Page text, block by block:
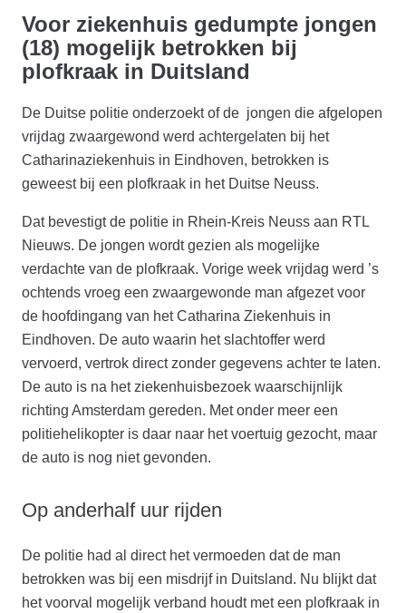
Voor ziekenhuis gedumpte jongen
(18) mogelijk betrokken bij
plofkraak in Duitsland
De Duitse politie onderzoekt of de jongen die afgelopen
vrijdag zwaargewond werd achtergelaten bij het
Catharinaziekenhuis in Eindhoven, betrokken is
geweest bij een plofkraak in het Duitse Neuss.
Dat bevestigt de politie in Rhein-Kreis Neuss aan RTL
Nieuws. De jongen wordt gezien als mogelijke
verdachte van de plofkraak. Vorige week vrijdag werd ’s
ochtends vroeg een zwaargewonde man afgezet voor
de hoofdingang van het Catharina Ziekenhuis in
Eindhoven. De auto waarin het slachtoffer werd
vervoerd, vertrok direct zonder gegevens achter te laten.
De auto is na het ziekenhuisbezoek waarschijnlijk
richting Amsterdam gereden. Met onder meer een
politiehelikopter is daar naar het voertuig gezocht, maar
de auto is nog niet gevonden.
Op anderhalf uur rijden
De politie had al direct het vermoeden dat de man
betrokken was bij een misdrijf in Duitsland. Nu blijkt dat
het voorval mogelijk verband houdt met een plofkraak in